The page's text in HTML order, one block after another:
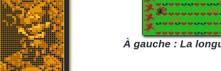
À gauche : La